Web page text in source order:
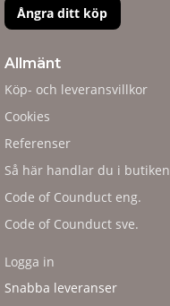
Ångra ditt köp
Allmänt
Köp- och leveransvillkor
Cookies
Referenser
Så här handlar du i butiken
Code of Counduct eng.
Code of Counduct sve.
Logga in
Snabba leveranser